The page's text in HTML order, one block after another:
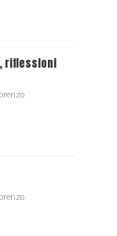
riflessioni